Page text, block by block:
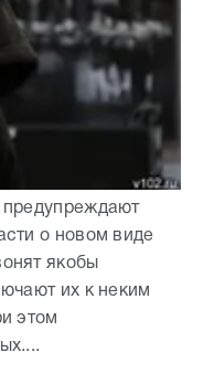
предупреждают
о новом виде
якобы
их к неким
этом